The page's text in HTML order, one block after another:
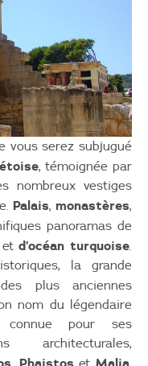
vous serez subjugué
, témoignée par
nombreux vestiges
Palais, monastères,
panoramas de
etd’océan turquoise.
la grande
plus anciennes
nom du légendaire
pour ses
architecturales,